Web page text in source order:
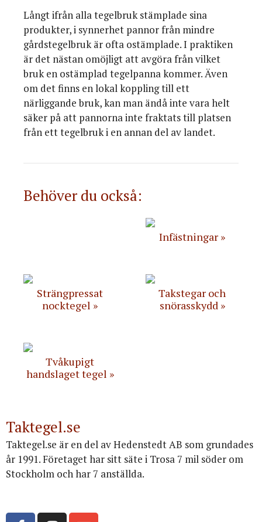
Långt ifrån alla tegelbruk stämplade sina
produkter, i synnerhet pannor från mindre
gårdstegelbruk är ofta ostämplade. I praktiken
är det nästan omöjligt att avgöra från vilket
bruk en ostämplad tegelpanna kommer. Även
om det finns en lokal koppling till ett
närliggande bruk, kan man ändå inte vara helt
säker på att pannorna inte fraktats till platsen
från ett tegelbruk i en annan del av landet.
Behöver du också:
Infästningar
Strängpressat
nocktegel
Takstegar och
snörasskydd
Tvåkupigt
handslaget tegel
Taktegel.se
Taktegel.se är en del av Hedenstedt AB som grundades
år 1991. Företaget har sitt säte i Trosa 7 mil söder om
Stockholm och har 7 anställda.